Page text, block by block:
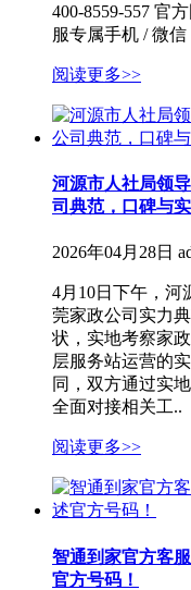
400-8559-557 官
服专属手机 / 微信
阅读更多>>
河源市人社局领
司典范，口碑与实
2026年04月28日
4月10日下午，河
莞家政公司实力
状，实地考察家
层服务站运营的
同，双方通过实
全面对接相关工..
阅读更多>>
智通到家官方客
官方号码！